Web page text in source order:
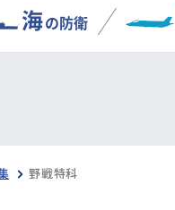
海の防衛
野戦特科